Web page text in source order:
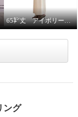
65㌢丈 アイボリーワイドパンツは、シルエット、履き心地ピカイチ
ング